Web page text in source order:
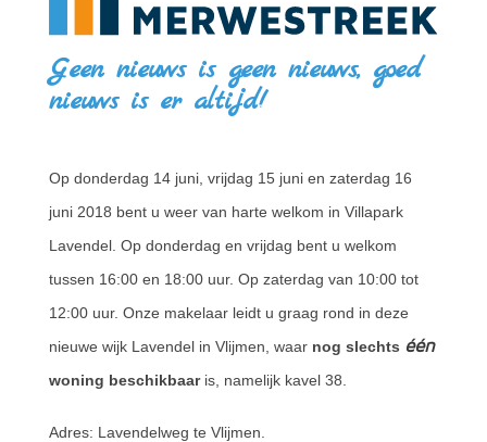
Geen nieuws is geen nieuws, goed
nieuws is er altijd!
Op donderdag 14 juni, vrijdag 15 juni en zaterdag 16
juni 2018 bent u weer van harte welkom in Villapark
Lavendel. Op donderdag en vrijdag bent u welkom
tussen 16:00 en 18:00 uur. Op zaterdag van 10:00 tot
12:00 uur. Onze makelaar leidt u graag rond in deze
nieuwe wijk Lavendel in Vlijmen, waar nog slechts één
woning beschikbaaris, namelijk kavel 38.
Adres: Lavendelweg te Vlijmen.